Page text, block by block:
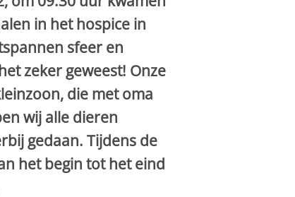
in het hospice in
sfeer en
zeker geweest! Onze
die met oma
wij alle dieren
gedaan. Tijdens de
het begin tot het eind